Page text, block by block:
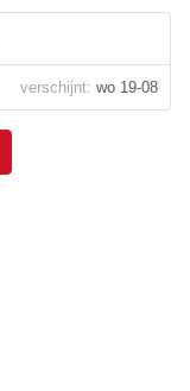
verschijnt: wo 19-08